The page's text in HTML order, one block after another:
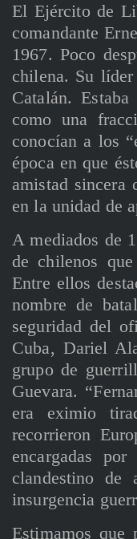
El Ejército de
comandante
1967. Poco
chilena. Su
Catalán.
como una
conocían a los
época en que
amistad sincera
en la unidad de
A mediados de
de chilenos
Entre ellos
nombre de
seguridad del
Cuba, Dariel
grupo de
Guevara.
era eximio
recorrieron
encargadas
clandestino de
insurgencia
Estimamos que